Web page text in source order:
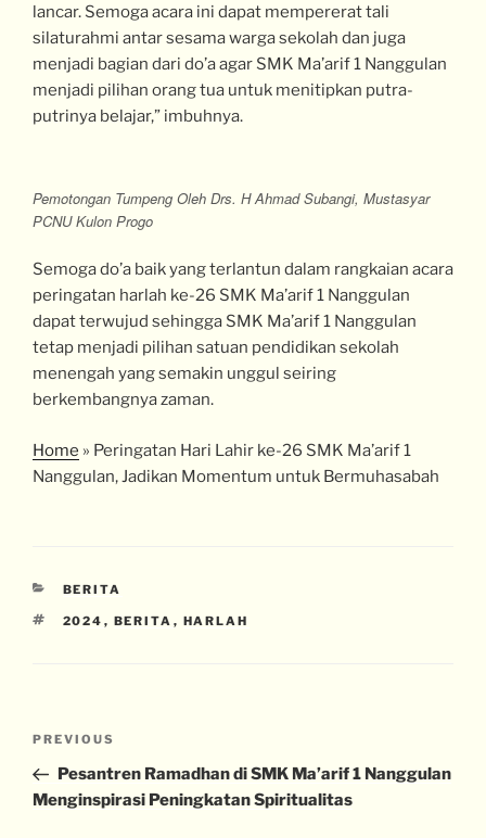
lancar. Semoga acara ini dapat mempererat tali
silaturahmi antar sesama warga sekolah dan juga
menjadi bagian dari do’a agar SMK Ma’arif 1 Nanggulan
menjadi pilihan orang tua untuk menitipkan putra-
putrinya belajar,” imbuhnya.
Pemotongan Tumpeng Oleh Drs. H Ahmad Subangi, Mustasyar
PCNU Kulon Progo
Semoga do’a baik yang terlantun dalam rangkaian acara
peringatan harlah ke-26 SMK Ma’arif 1 Nanggulan
dapat terwujud sehingga SMK Ma’arif 1 Nanggulan
tetap menjadi pilihan satuan pendidikan sekolah
menengah yang semakin unggul seiring
berkembangnya zaman.
Home » Peringatan Hari Lahir ke-26 SMK Ma’arif 1
Nanggulan, Jadikan Momentum untuk Bermuhasabah
BERITA
2024 , BERITA , HARLAH
PREVIOUS
Pesantren Ramadhan di SMK Ma’arif 1 Nanggulan
Menginspirasi Peningkatan Spiritualitas